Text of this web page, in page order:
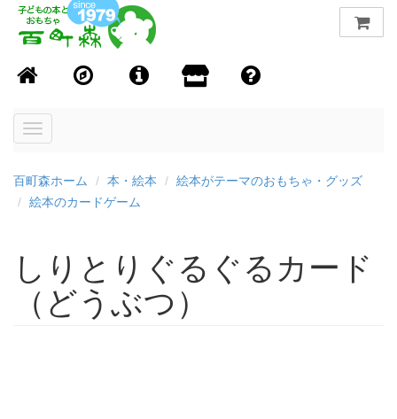
Toggle
百町森ホーム 本・絵本
絵本がテーマのおもちゃ・グッズ
絵本のカードゲーム
しりとりぐるぐるカード
（どうぶつ）